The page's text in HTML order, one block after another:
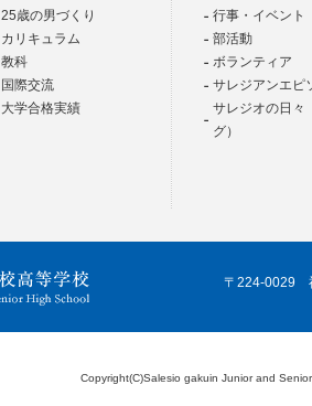
25歳の男づくり
カリキュラム
教科
国際交流
大学合格実績
行事・イベント
部活動
ボランティア
サレジアンエピ
サレジオの日々
グ）
〒224-0029
Copyright(C)Salesio gakuin Junior and